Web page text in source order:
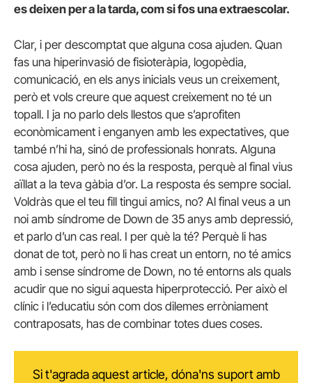
es deixen per a la tarda, com si fos una extraescolar.
Clar, i per descomptat que alguna cosa ajuden. Quan
fas una hiperinvasió de fisioteràpia, logopèdia,
comunicació, en els anys inicials veus un creixement,
però et vols creure que aquest creixement no té un
topall. I ja no parlo dels llestos que s’aprofiten
econòmicament i enganyen amb les expectatives, que
també n’hi ha, sinó de professionals honrats. Alguna
cosa ajuden, però no és la resposta, perquè al final vius
aïllat a la teva gàbia d’or. La resposta és sempre social.
Voldràs que el teu fill tingui amics, no? Al final veus a un
noi amb síndrome de Down de 35 anys amb depressió,
et parlo d’un cas real. I per què la té? Perquè li has
donat de tot, però no li has creat un entorn, no té amics
amb i sense síndrome de Down, no té entorns als quals
acudir que no sigui aquesta hiperprotecció. Per això el
clínic i l’educatiu són com dos dilemes erròniament
contraposats, has de combinar totes dues coses.
Si t'agrada aquest article, dóna'ns suport amb